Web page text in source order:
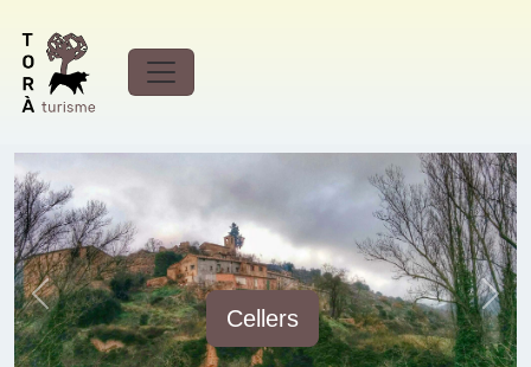
Municipio
Torà
Cellers
Previous Next